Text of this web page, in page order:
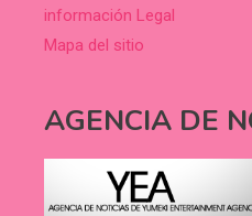
información Legal
Mapa del sitio
AGENCIA DE